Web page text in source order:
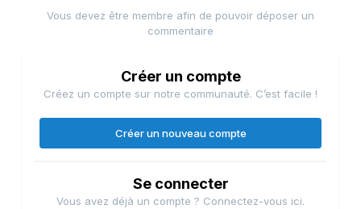
Vous devez être membre afin de pouvoir déposer un
commentaire
Créer un compte
Créez un compte sur notre communauté. C’est facile !
Créer un nouveau compte
Se connecter
Vous avez déjà un compte ? Connectez-vous ici.